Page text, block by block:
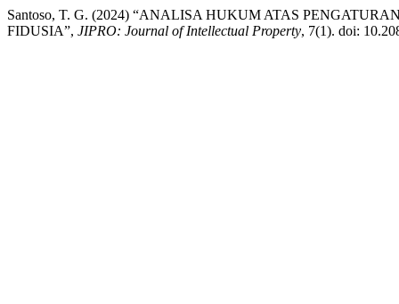
Santoso, T. G. (2024) “ANALISA HUKUM ATAS
FIDUSIA”, JIPRO: Journal of Intellectual Property, 7(1). doi: